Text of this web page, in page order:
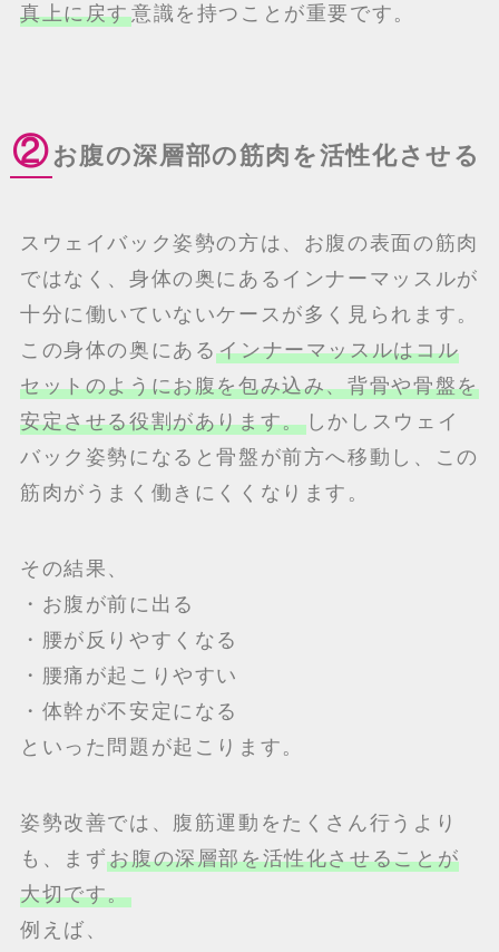
真上に戻す意識を持つことが重要です。
②お腹の深層部の筋肉を活性化させる
スウェイバック姿勢の方は、お腹の表面の筋肉
ではなく、身体の奥にあるインナーマッスルが
十分に働いていないケースが多く見られます。
この身体の奥にあるインナーマッスルはコル
セットのようにお腹を包み込み、背骨や骨盤を
安定させる役割があります。しかしスウェイ
バック姿勢になると骨盤が前方へ移動し、この
筋肉がうまく働きにくくなります。
その結果、
・お腹が前に出る
・腰が反りやすくなる
・腰痛が起こりやすい
・体幹が不安定になる
といった問題が起こります。
姿勢改善では、腹筋運動をたくさん行うより
も、まずお腹の深層部を活性化させることが
大切です。
例えば、